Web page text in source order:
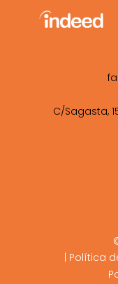
C/Sagasta,
Política